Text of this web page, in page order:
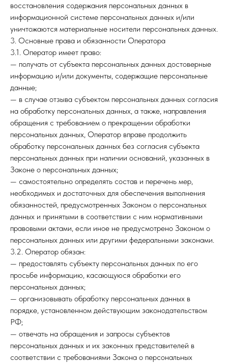
восстановления содержания персональных данных в
информационной системе персональных данных и/или
уничтожаются материальные носители персональных данных.
3. Основные права и обязанности Оператора
3.1. Оператор имеет право:
— получать от субъекта персональных данных достоверные
информацию и/или документы, содержащие персональные
данные;
— в случае отзыва субъектом персональных данных согласия
на обработку персональных данных, а также, направления
обращения с требованием о прекращении обработки
персональных данных, Оператор вправе продолжить
обработку персональных данных без согласия субъекта
персональных данных при наличии оснований, указанных в
Законе о персональных данных;
— самостоятельно определять состав и перечень мер,
необходимых и достаточных для обеспечения выполнения
обязанностей, предусмотренных Законом о персональных
данных и принятыми в соответствии с ним нормативными
правовыми актами, если иное не предусмотрено Законом о
персональных данных или другими федеральными законами.
3.2. Оператор обязан:
— предоставлять субъекту персональных данных по его
просьбе информацию, касающуюся обработки его
персональных данных;
— организовывать обработку персональных данных в
порядке, установленном действующим законодательством
РФ;
— отвечать на обращения и запросы субъектов
персональных данных и их законных представителей в
соответствии с требованиями Закона о персональных